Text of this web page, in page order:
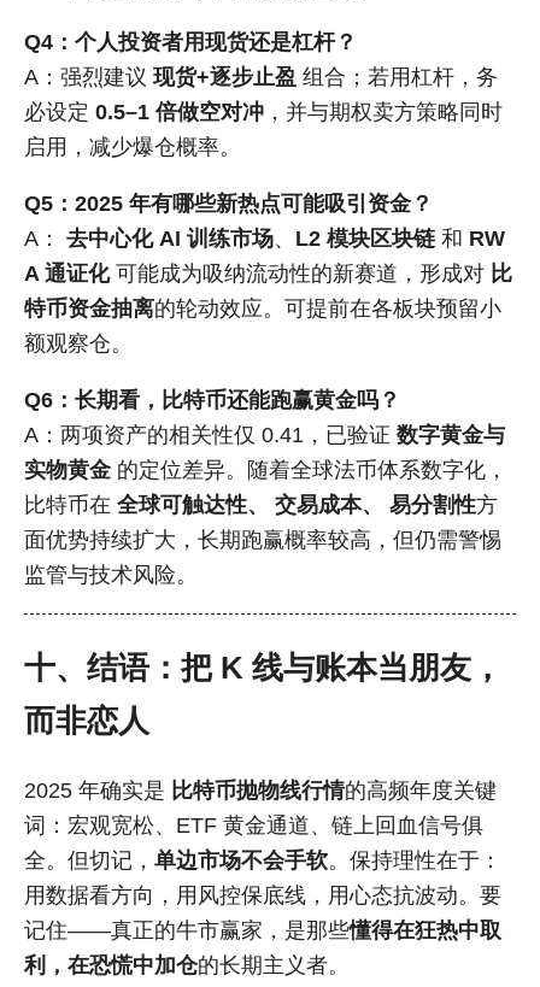
Q4：个人投资者用现货还是杠杆？
A：强烈建议 现货+逐步止盈 组合；若用杠杆，务
必设定 0.5–1 倍做空对冲 ，并与期权卖方策略同时
启用，减少爆仓概率。
Q5：2025 年有哪些新热点可能吸引资金？
A： 去中心化 AI 训练市场、 L2 模块区块链 和 RW
A 通证化可能成为吸纳流动性的新赛道，形成对 比
特币资金抽离的轮动效应。可提前在各板块预留小
额观察仓。
Q6：长期看，比特币还能跑赢黄金吗？
A：两项资产的相关性仅 0.41，已验证 数字黄金与
实物黄金 的定位差异。随着全球法币体系数字化，
比特币在 全球可触达性、 交易成本、 易分割性方
面优势持续扩大，长期跑赢概率较高，但仍需警惕
监管与技术风险。
十、结语：把 K 线与账本当朋友，
而非恋人
2025 年确实是 比特币抛物线行情的高频年度关键
词：宏观宽松、ETF 黄金通道、链上回血信号俱
全。但切记， 单边市场不会手软。保持理性在于：
用数据看方向，用风控保底线，用心态抗波动。要
记住——真正的牛市赢家，是那些懂得在狂热中取
利，在恐慌中加仓的长期主义者。